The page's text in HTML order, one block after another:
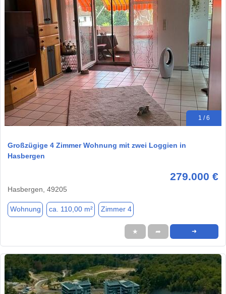
1 / 6
Großzügige 4 Zimmer Wohnung mit zwei Loggien in
Hasbergen
279.000 €
Hasbergen, 49205
Wohnung ca. 110,00 m² Zimmer 4
★ ➦ ➜